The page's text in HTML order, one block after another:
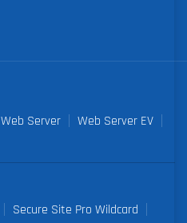
Web Server
Web Server EV
Secure Site Pro Wildcard